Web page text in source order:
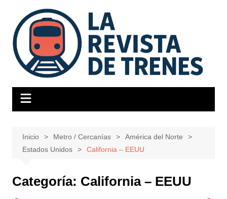
contenido
Inicio Metro / Cercanías
América del Norte
Estados Unidos
California – EEUU
Categoría: California – EEUU